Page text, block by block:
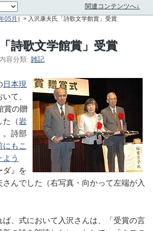
関連コンテンツへ↓
05月 ］> 入沢康夫氏「詩歌文学館賞」受賞
詩歌文学館賞」受賞
内容分類: 雑記
日本現
いて、
賞の贈
た（岩
。詩部
にもこ
う
ダ』を
さんでした（右写真・向かって左端が入
、式において入沢さんは、「受賞の言